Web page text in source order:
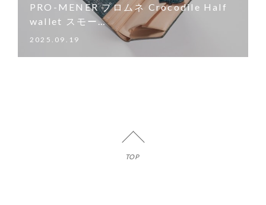
PRO-MENER プロムネ Crocodile Half
wallet スモー…
2025.09.19
TOP